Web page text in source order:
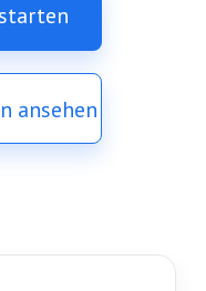
ansehen